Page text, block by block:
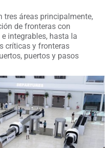
tres áreas principalmente,
de fronteras con
integrables, hasta la
críticas y fronteras
puertos y pasos